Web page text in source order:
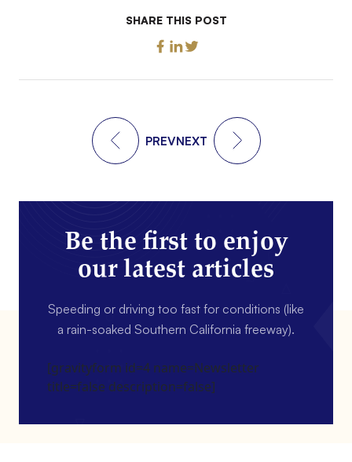
SHARE THIS POST
PREVNEXT
Be the first to enjoy
our latest articles
Speeding or driving too fast for conditions (like
a rain-soaked Southern California freeway).
[gravityform id=4 name=Newsletter
title=false description=false]